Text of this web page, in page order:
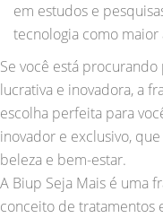
em estudos e
tecnologia como maior
Se você está
lucrativa e inovadora, a
escolha perfeita para
inovador e exclusivo,
beleza e bem-estar.
A Biup Seja Mais é uma
conceito de tratamentos